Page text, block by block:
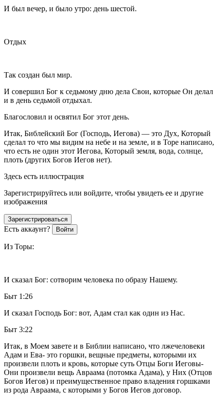
И был вечер, и было утро: день шестой.
Отдых
Так создан был мир.
И совершил Бог к седьмому дню дела Свои, которые Он делал
и в день седьмой отдыхал.
Благословил и освятил Бог этот день.
Итак, Библейский Бог (Господь, Иегова) — это Дух, Который
сделал то что мы видим на небе и на земле, и в Торе написано,
что есть не один этот Иегова, Который земля, вода, солнце,
плоть (других Богов Иегов нет).
Здесь есть иллюстрация
Зарегистрируйтесь или войдите, чтобы увидеть ее и другие
изображения
Зарегистрироваться
Есть аккаунт? Войти
Из Торы:
И сказал Бог: сотворим человека по образу Нашему.
Быт 1:26
И сказал Господь Бог: вот, Адам стал как один из Нас.
Быт 3:22
Итак, в Моем завете и в Библии написано, что лжечеловеки
Адам и Ева- это горшки, вещные предметы, которыми их
произвели плоть и кровь, которые суть Отцы Боги Иеговы-
Они произвели вещь Авраама (потомка Адама), у Них (Отцов
Богов Иегов) и преимущественное право владения горшками
из рода Авраама, с которыми у Богов Иегов договор.